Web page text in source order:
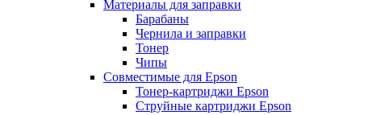
Материалы для заправки
Барабаны
Чернила и заправки
Тонер
Чипы
Совместимые для Epson
Тонер-картриджи Epson
Струйные картриджи Epson